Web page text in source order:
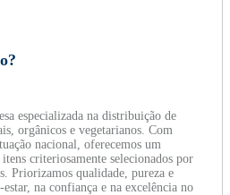
especializada na distribuição de
orgânicos e vegetarianos. Com
nacional, oferecemos um
criteriosamente selecionados por
Priorizamos qualidade, pureza e
na confiança e na excelência no